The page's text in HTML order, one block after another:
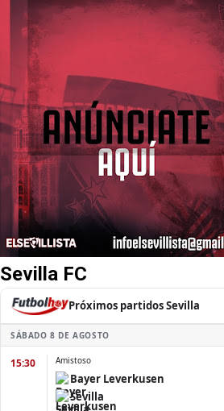
Sevilla FC